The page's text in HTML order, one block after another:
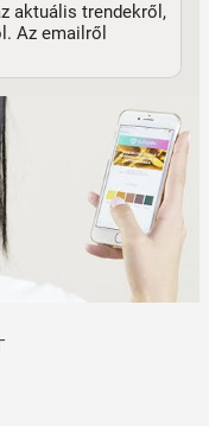
aktuális trendekről,
Az emailről